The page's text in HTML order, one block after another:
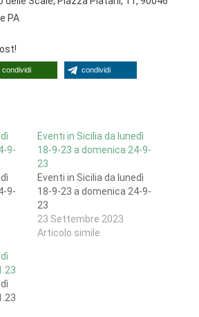
PA
condividi condividi
9-
9-
Eventi in Sicilia da lunedì
18-9-23 a domenica 24-9-
23
Eventi in Sicilia da lunedì
18-9-23 a domenica 24-9-
23
23 Settembre 2023
Articolo simile